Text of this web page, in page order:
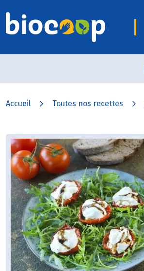
Accueil Toutes nos recettes